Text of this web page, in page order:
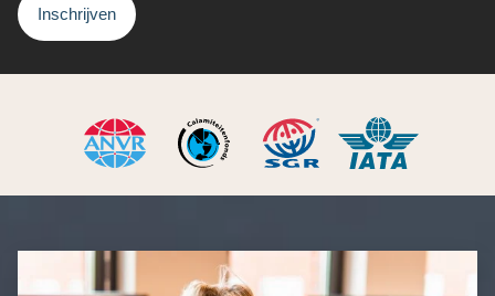
Inschrijven